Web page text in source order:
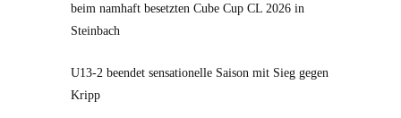
beim namhaft besetzten Cube Cup CL 2026 in
Steinbach
U13-2 beendet sensationelle Saison mit Sieg gegen
Kripp